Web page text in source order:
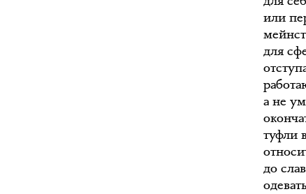
или
для
а не
туфли
до